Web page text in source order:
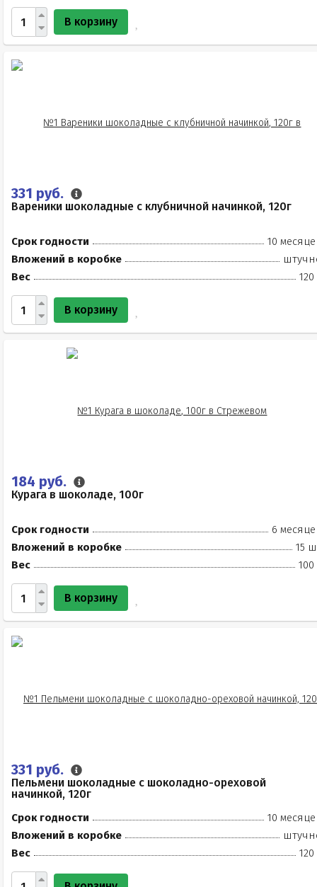
В корзину
331 руб.
Вареники шоколадные с клубничной начинкой, 120г
Срок годности
10
Вложений в коробке
Вес
120
В корзину
184 руб.
Курага в шоколаде, 100г
Срок годности
6
Вложений в коробке
15
Вес
100
В корзину
331 руб.
Пельмени шоколадные с шоколадно-ореховой
начинкой, 120г
Срок годности
10
Вложений в коробке
Вес
120